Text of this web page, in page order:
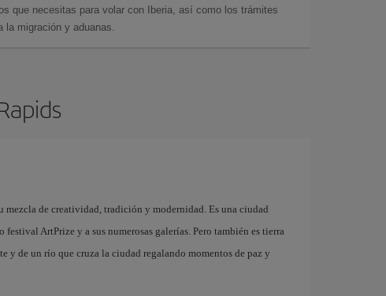
que necesitas para volar con Iberia, así como los trámites
migración y aduanas.
mezcla de creatividad, tradición y modernidad. Es una ciudad
festival ArtPrize y a sus numerosas galerías. Pero también es tierra
y de un río que cruza la ciudad regalando momentos de paz y